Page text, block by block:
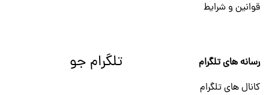
قوانین و شرایط
رسانه های تلگرام
کانال های تلگرام
تلگرام جو